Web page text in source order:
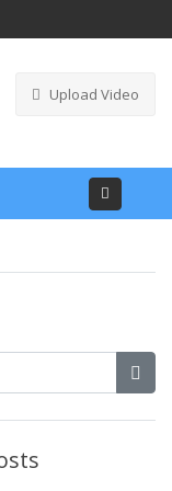
Upload Video